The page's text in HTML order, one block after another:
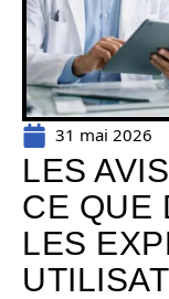
31 mai 2026
LES
CE QUE
LES